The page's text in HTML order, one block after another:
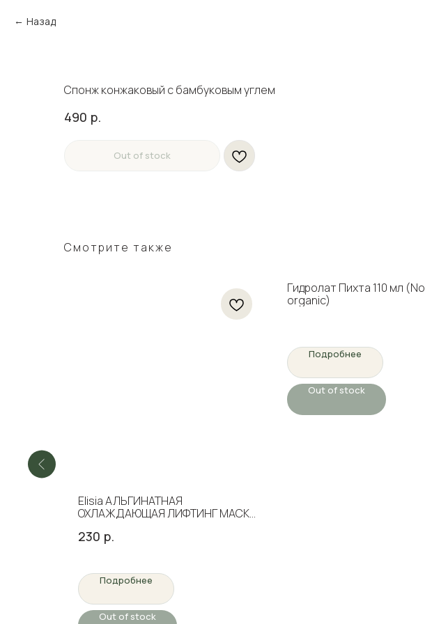
Назад
Спонж конжаковый с бамбуковым углем
490 р.
Out of stock
Смотрите также
Elisia АЛЬГИНАТНАЯ
ОХЛАЖДАЮЩАЯ ЛИФТИНГ МАСКА
ЛИФТИНГ), 25 гр
230 р.
Подробнее
Out of stock
Гидролат Пихта 110 мл (No
organic)
Подробнее
Out of stock